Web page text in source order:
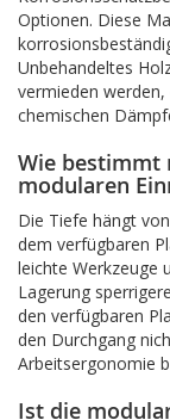
Optionen. Diese
Unbehandeltes
vermieden
chemischen
Wie bestimmt
modularen
Die Tiefe hängt
dem verfügbaren
leichte Werkzeuge
Lagerung
den verfügbaren
den Durchgang
Arbeitsergonomie
Ist die